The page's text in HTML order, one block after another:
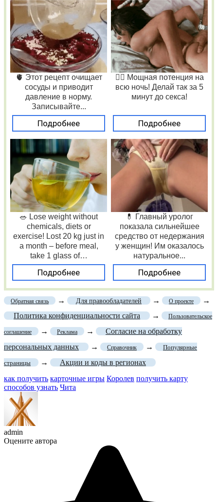
🫀 Этот рецепт очищает
сосуды и приводит
давление в норму.
Записывайте...
Подробнее
❤️‍🔥 Мощная потенция на
всю ночь! Делай так за 5
минут до секса!
Подробнее
🥗 Lose weight without
chemicals, diets or
exercise! Lost 20 kg just in
a month – before meal,
take 1 glass of…
Подробнее
💊 Главный уролог
показала сильнейшее
средство от недержания
у женщин! Им оказалось
натуральное...
Подробнее
Обратная связь → Для правообладателей → О проекте
→
Политика конфиденциальности сайта
→ Пользовательское
соглашение → Реклама →
Согласие на обработку
персональных данных
→ Справочник → Популярные
страницы →
Акции и коды в регионах
как получить карточные игры Королев получить карту
способов узнать Чита
admin
Оцените автора